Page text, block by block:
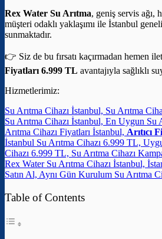
Rex Water Su Arıtma, geniş servis ağı,
müşteri odaklı yaklaşımı ile İstanbul
sunmaktadır.
👉 Siz de bu fırsatı kaçırmadan hemen
Fiyatları 6.999 TL avantajıyla sağlıklı
Hizmetlerimiz:
Su Arıtma Cihazı İstanbul, Su Arıtma
Su Arıtma Cihazı İstanbul, En Uygun Su
Arıtma Cihazı Fiyatları İstanbul, Arıtıcı
İstanbul Su Arıtma Cihazı 6.999 TL,
Cihazı 6.999 TL, Su Arıtma Cihazı
Rex Water Su Arıtma Cihazı İstanbul,
Satın Al, Aynı Gün Kurulum Su Arıtma
Table of Contents